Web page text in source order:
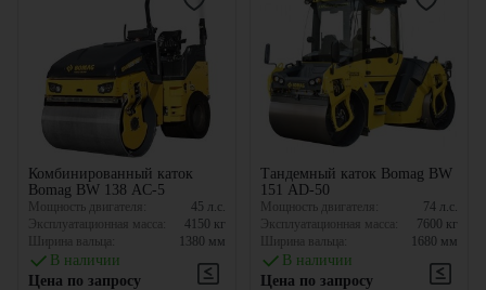
Комбинированный каток
Bomag BW 138 AC-5
Мощность двигателя: 45 л.с.
Эксплуатационная масса:
4150 кг
Ширина вальца:
1380 мм
В наличии
Цена по запросу
Тандемный каток Bomag BW
151 AD-50
Мощность двигателя: 74 л.с.
Эксплуатационная масса:
7600 кг
Ширина вальца:
1680 мм
В наличии
Цена по запросу